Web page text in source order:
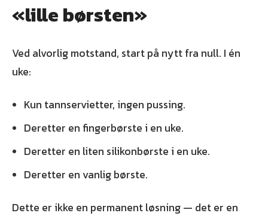
«lille børsten»
Ved alvorlig motstand, start på nytt fra null. I én
uke:
Kun tannservietter, ingen pussing.
Deretter en fingerbørste i en uke.
Deretter en liten silikonbørste i en uke.
Deretter en vanlig børste.
Dette er ikke en permanent løsning — det er en